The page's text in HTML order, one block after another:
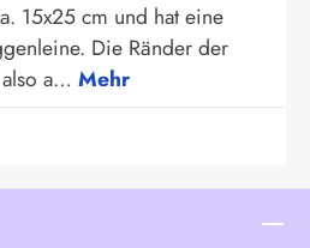
15x25 cm und hat eine
Die Ränder der
a… Mehr